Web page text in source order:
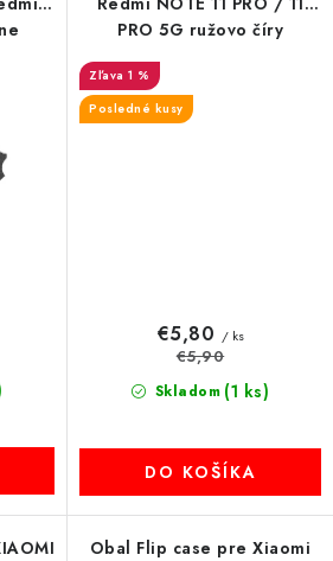
PRO 5G ružovo číry
1 %
Posledné kusy
Skladom (1 ks)
€5,80 / ks
€5,90
DO KOŠÍKA
Obal Flip case pre Xiaomi